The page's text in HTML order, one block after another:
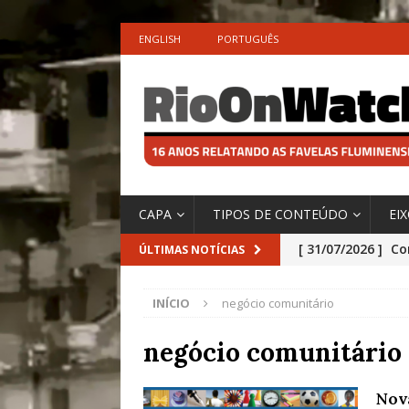
ENGLISH PORTUGUÊS
CAPA TIPOS DE CONTEÚDO
ÚLTIMAS NOTÍCIAS [ 31/07/2026 ]
[ 29/07/2026 ]
São o Cadinho
Especial do
INÍCIO negócio comunitário
negócio comunitário